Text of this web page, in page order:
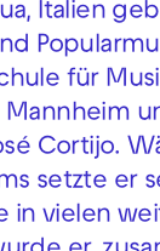
Italien
für
Mannheim
Cortijo.
setzte er
in vielen